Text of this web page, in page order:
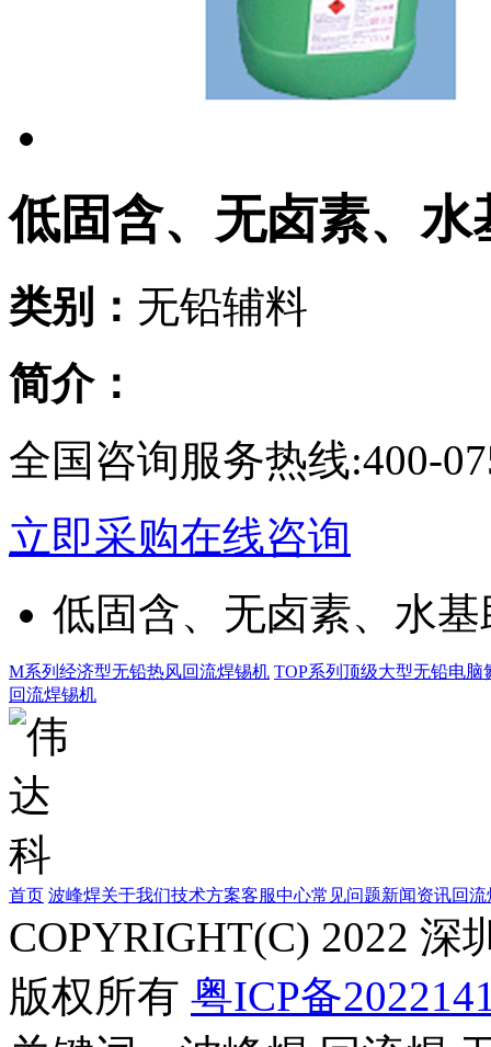
低固含、无卤素、水
类别： 无铅辅料
简介：
全国咨询服务热线:400-
立即采购在线咨询
低固含、无卤素、水
M系列经济型无铅热风回流焊锡机 TOP系列顶级大型无铅电脑
回流焊锡机
首页 波峰焊关于我们技术方案客服中心常见问题新闻资讯回流
COPYRIGHT(C) 2022
版权所有 粤ICP备